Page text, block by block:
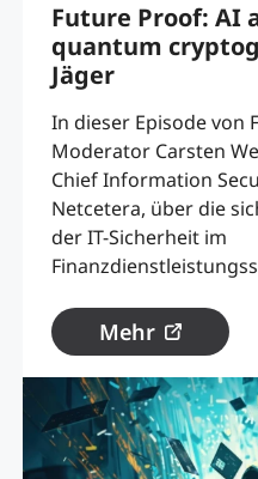
Future Proof: AI
quantum
Jäger
In dieser Episode von
Moderator Carsten
Chief Information
Netcetera, über die
der IT-Sicherheit im
Mehr